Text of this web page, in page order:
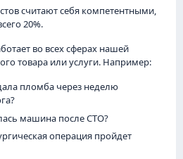
считают себя компетентными,
20%.
во всех сферах нашей
товара или услуги. Например:
пломба через неделю
машина после СТО?
операция пройдет